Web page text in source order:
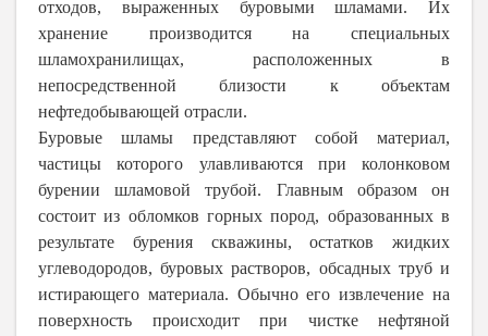
отходов, выраженных буровыми шламами. Их
хранение производится на специальных
шламохранилищах, расположенных в
непосредственной близости к объектам
нефтедобывающей отрасли.
Буровые шламы представляют собой материал,
частицы которого улавливаются при колонковом
бурении шламовой трубой. Главным образом он
состоит из обломков горных пород, образованных в
результате бурения скважины, остатков жидких
углеводородов, буровых растворов, обсадных труб и
истирающего материала. Обычно его извлечение на
поверхность происходит при чистке нефтяной